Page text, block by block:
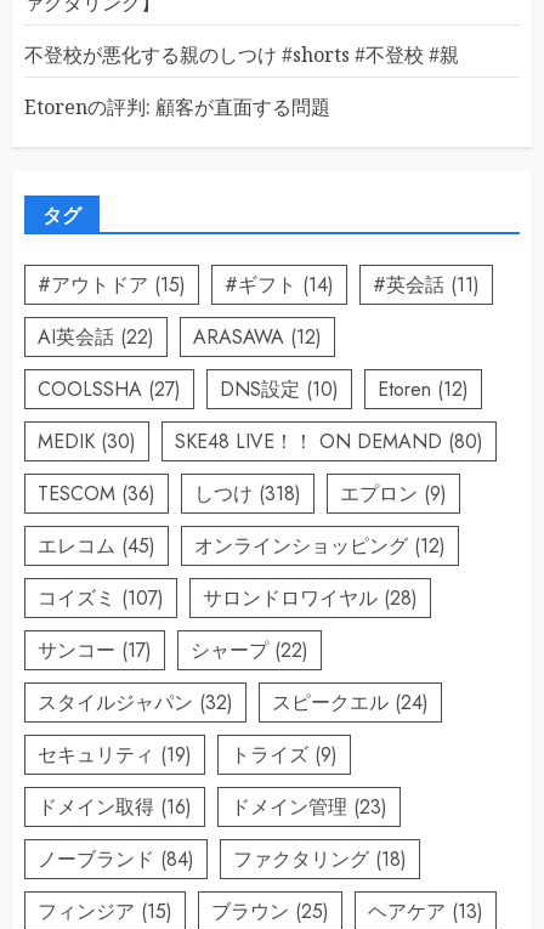
不登校が悪化する親のしつけ #shorts #不登校 #親
Etorenの評判: 顧客が直面する問題
タグ
#アウトドア (15) #ギフト (14) #英会話 (11)
AI英会話 (22) ARASAWA (12)
COOLSSHA (27) DNS設定 (10) Etoren (12)
MEDIK (30) SKE48 LIVE！！ ON DEMAND (80)
TESCOM (36) しつけ (318) エプロン (9)
エレコム (45) オンラインショッピング (12)
コイズミ (107) サロンドロワイヤル (28)
サンコー (17) シャープ(22)
スタイルジャパン (32) スピークエル (24)
セキュリティ (19) トライズ (9)
ドメイン取得 (16) ドメイン管理 (23)
ノーブランド (84) ファクタリング (18)
フィンジア (15) ブラウン (25) ヘアケア (13)